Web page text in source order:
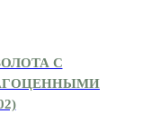
С